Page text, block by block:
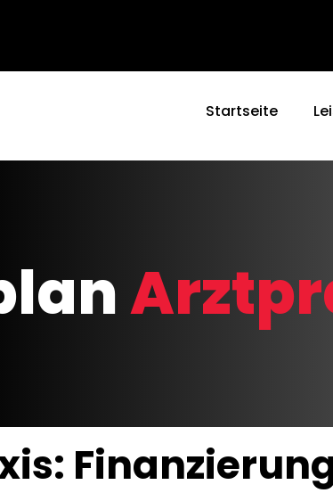
Startseite